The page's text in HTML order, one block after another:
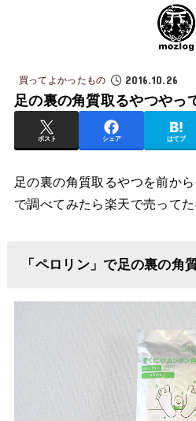
買ってよかったもの 2016.10.26
足の裏の角質取るやつやっ
ポスト シェア はてブ
足の裏の角質取るやつを前か
で調べてみたら楽天で売って
「ペロリン」で足の裏の角